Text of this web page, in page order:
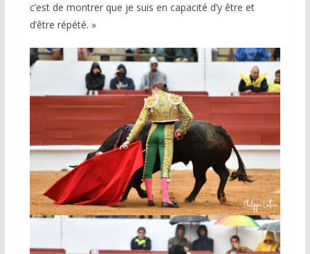
c’est de montrer que je suis en capacité d’y être et
d’être répété. »